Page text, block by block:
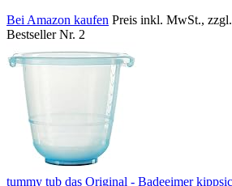
Bei Amazon kaufen Preis inkl. MwSt.,
Bestseller Nr. 2
tummy tub das Original - Badeeimer